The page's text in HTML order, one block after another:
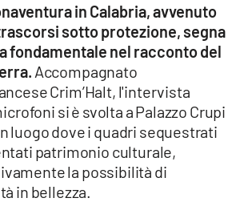
in Calabria, avvenuto
sotto protezione, segna
fondamentale nel racconto del
Accompagnato
Crim’Halt, l'intervista
si è svolta a Palazzo Crupi
luogo dove i quadri sequestrati
patrimonio culturale,
la possibilità di
in bellezza.